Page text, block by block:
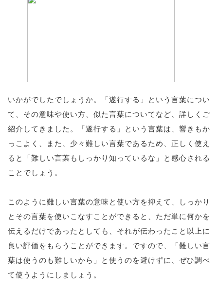
いかがでしたでしょうか。「遂行する」という言葉につい
て、その意味や使い方、似た言葉についてなど、詳しくご
紹介してきました。「遂行する」という言葉は、響きもか
っこよく、また、少々難しい言葉であるため、正しく使え
ると「難しい言葉もしっかり知っているな」と感心される
ことでしょう。
このように難しい言葉の意味と使い方を抑えて、しっかり
とその言葉を使いこなすことができると、ただ単に何かを
伝えるだけであったとしても、それが伝わったこと以上に
良い評価をもらうことができます。ですので、「難しい言
葉は使うのも難しいから」と使うのを避けずに、ぜひ調べ
て使うようにしましょう。